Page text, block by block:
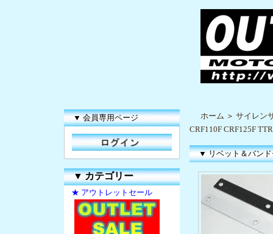
▼ 会員専用ページ
▼カテゴリー
★ アウトレットセール
ホーム ＞ サイレン
CRF110F CRF125F
▼ リベット＆バンド